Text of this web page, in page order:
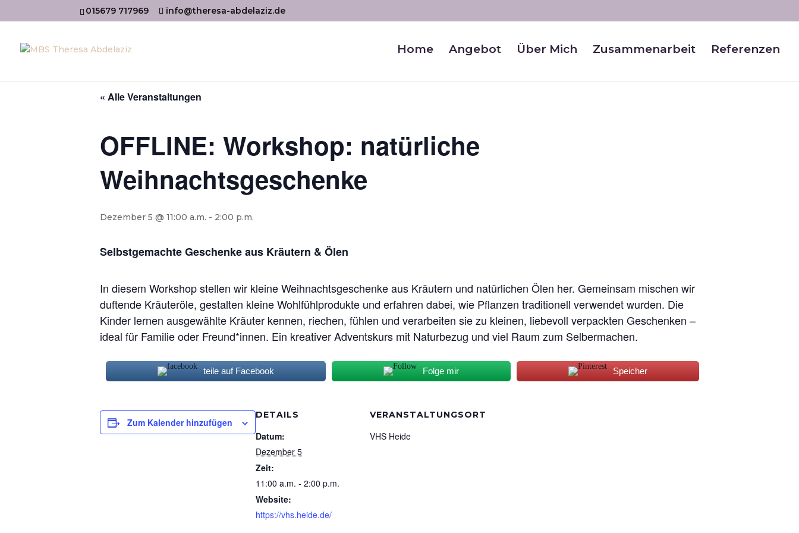
015679 717969 info@theresa-abdelaziz.de
Home Angebot Über Mich Zusammenarbeit Referenzen
« Alle Veranstaltungen
OFFLINE: Workshop: natürliche
Weihnachtsgeschenke
Dezember 5 @ 11:00 a.m. - 2:00 p.m.
Selbstgemachte Geschenke aus Kräutern & Ölen
In diesem Workshop stellen wir kleine Weihnachtsgeschenke aus Kräutern und natürlichen Ölen her. Gemeinsam mischen wir
duftende Kräuteröle, gestalten kleine Wohlfühlprodukte und erfahren dabei, wie Pflanzen traditionell verwendet wurden. Die
Kinder lernen ausgewählte Kräuter kennen, riechen, fühlen und verarbeiten sie zu kleinen, liebevoll verpackten Geschenken –
ideal für Familie oder Freund*innen. Ein kreativer Adventskurs mit Naturbezug und viel Raum zum Selbermachen.
teile auf Facebook Folge mir Speicher
Zum Kalender hinzufügen
DETAILS
Datum:
Dezember 5
Zeit:
11:00 a.m. - 2:00 p.m.
Website:
https://vhs.heide.de/
VERANSTALTUNGSORT
VHS Heide